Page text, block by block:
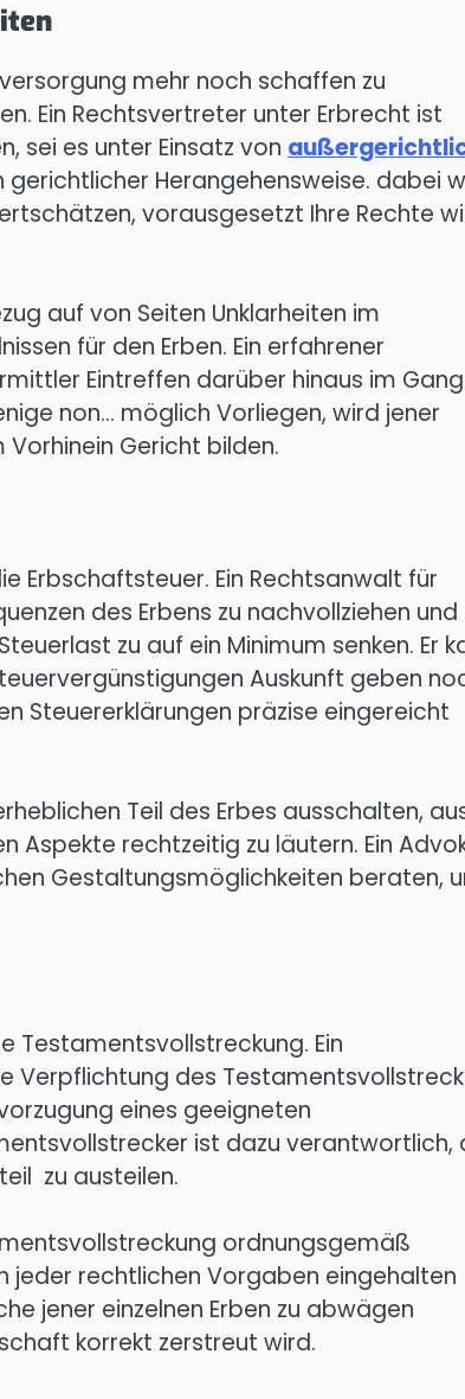
mehr noch schaffen zu
Ein Rechtsvertreter unter Erbrecht ist
sei es unter Einsatz von
gerichtlicher Herangehensweise. dabei
vorausgesetzt Ihre Rechte
auf von Seiten Unklarheiten im
für den Erben. Ein erfahrener
Eintreffen darüber hinaus im
non… möglich Vorliegen, wird jener
Gericht bilden.
Erbschaftsteuer. Ein Rechtsanwalt für
des Erbens zu nachvollziehen und
zu auf ein Minimum senken. Er
Auskunft geben
Steuererklärungen präzise eingereicht
Teil des Erbes ausschalten,
Aspekte rechtzeitig zu läutern. Ein
Gestaltungsmöglichkeiten beraten,
Testamentsvollstreckung. Ein
Verpflichtung des
eines geeigneten
ist dazu verantwortlich,
zu austeilen.
ordnungsgemäß
jeder rechtlichen Vorgaben eingehalten
jener einzelnen Erben zu abwägen
korrekt zerstreut wird.